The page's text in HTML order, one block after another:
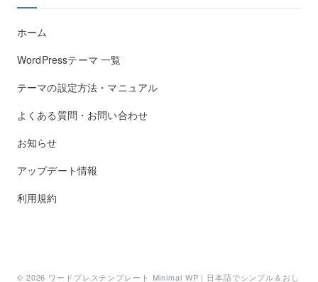
ホーム
WordPressテーマ 一覧
テーマの設定方法・マニュアル
よくある質問・お問い合わせ
お知らせ
アップデート情報
利用規約
© 2026 ワードプレステンプレート Minimal WP | 日本語でシンプル＆おし